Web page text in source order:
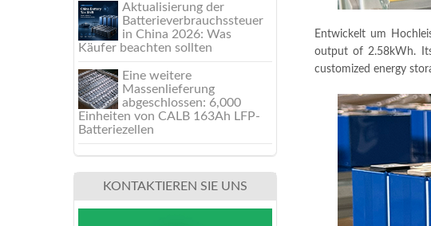
Entwickelt um
output of 2.58kWh.
customized energy
Aktualisierung der
Batterieverbrauchssteuer
in China 2026: Was
Käufer beachten sollten
Eine weitere
Massenlieferung
abgeschlossen: 6,000
Einheiten von CALB 163Ah LFP-
Batteriezellen
KONTAKTIEREN SIE UNS